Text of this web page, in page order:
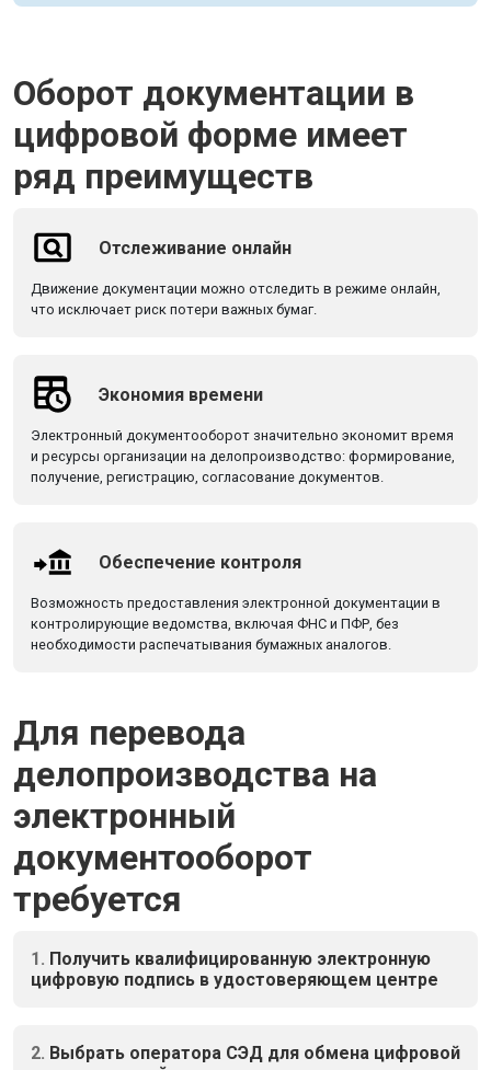
Оборот документации в
цифровой форме имеет
ряд преимуществ
Отслеживание онлайн
Движение документации можно отследить в режиме онлайн,
что исключает риск потери важных бумаг.
Экономия времени
Электронный документооборот значительно экономит время
и ресурсы организации на делопроизводство: формирование,
получение, регистрацию, согласование документов.
Обеспечение контроля
Возможность предоставления электронной документации в
контролирующие ведомства, включая ФНС и ПФР, без
необходимости распечатывания бумажных аналогов.
Для перевода
делопроизводства на
электронный
документооборот
требуется
1. Получить квалифицированную электронную
цифровую подпись в удостоверяющем центре
2. Выбрать оператора СЭД для обмена цифровой